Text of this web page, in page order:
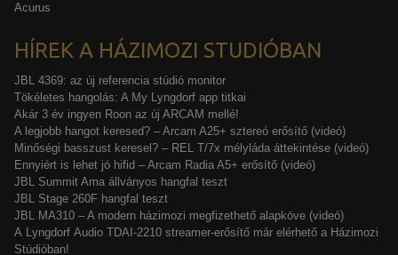
Acurus
HÍREK A HÁZIMOZI STUDIÓBAN
JBL 4369: az új referencia stúdió monitor
Tökéletes hangolás: A My Lyngdorf app titkai
Akár 3 év ingyen Roon az új ARCAM mellé!
A legjobb hangot keresed? – Arcam A25+ sztereó erősítő (videó)
Minőségi basszust keresel? – REL T/7x mélyláda áttekintése (videó)
Ennyiért is lehet jó hifid – Arcam Radia A5+ erősítő (videó)
JBL Summit Ama állványos hangfal teszt
JBL Stage 260F hangfal teszt
JBL MA310 – A modern házimozi megfizethető alapköve (videó)
A Lyngdorf Audio TDAI-2210 streamer-erősítő már elérhető a Házimozi
Stúdióban!